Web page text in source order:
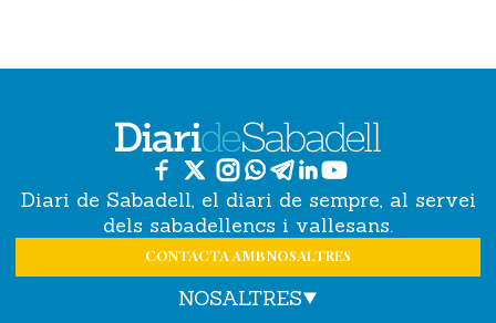
Diari de Sabadell, el diari de sempre, al servei
dels sabadellencs i vallesans.
CONTACTA AMB NOSALTRES
NOSALTRES